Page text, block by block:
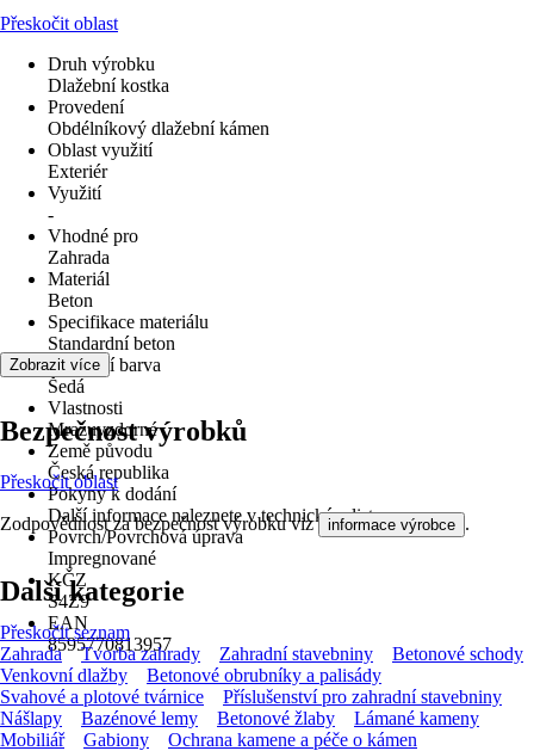
Přeskočit oblast
Druh výrobku
Dlažební kostka
Provedení
Obdélníkový dlažební kámen
Oblast využití
Exteriér
Využití
-
Vhodné pro
Zahrada
Materiál
Beton
Specifikace materiálu
Standardní beton
Základní barva
Šedá
Vlastnosti
Mrazuvzdorné
Země původu
Česká republika
Pokyny k dodání
Další informace naleznete v technickém listu
Povrch/Povrchová úprava
Impregnované
KČZ
S4Z9
EAN
8595770813957
Zobrazit více
Bezpečnost výrobků
Přeskočit oblast
Zodpovědnost za bezpečnost výrobku viz informace výrobce .
Další kategorie
Přeskočit seznam
Zahrada
Tvorba zahrady Zahradní stavebniny
Betonové schody
Venkovní dlažby
Betonové obrubníky a palisády
Svahové a plotové tvárnice
Příslušenství pro zahradní stavebniny
Nášlapy
Bazénové lemy Betonové žlaby
Lámané kameny
Mobiliář
Gabiony Ochrana kamene a péče o kámen